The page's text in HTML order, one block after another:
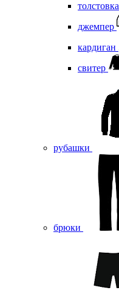
толстовка
джемпер
кардиган
свитер
рубашки
брюки